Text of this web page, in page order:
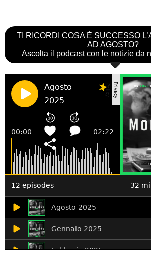
TI RICORDI COSA È SUCCESSO
AD AGOSTO?
Ascolta il podcast con le notizie da